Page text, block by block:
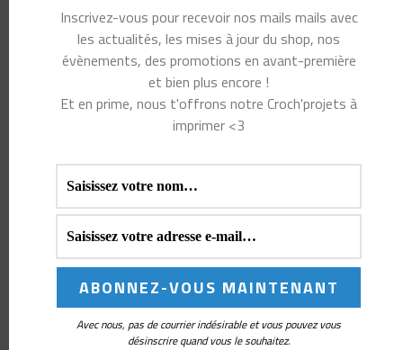
Inscrivez-vous pour recevoir nos mails mails avec
les actualités, les mises à jour du shop, nos
évènements, des promotions en avant-première
et bien plus encore !
Et en prime, nous t'offrons notre Croch'projets à
imprimer <3
Avec nous, pas de courrier indésirable et vous pouvez vous
désinscrire quand vous le souhaitez.